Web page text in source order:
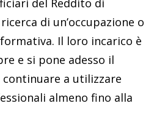
del Reddito di
di un’occupazione o
Il loro incarico è
e si pone adesso il
a utilizzare
almeno fino alla